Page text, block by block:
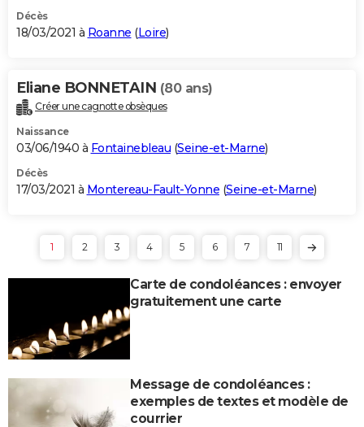
Décès
18/03/2021 à Roanne (Loire)
Eliane BONNETAIN (80 ans)
Créer une cagnotte obsèques
Naissance
03/06/1940 à Fontainebleau (Seine-et-Marne)
Décès
17/03/2021 à Montereau-Fault-Yonne (Seine-et-Marne)
1 2 3 4 5 6 7 11
Carte de condoléances : envoyer
gratuitement une carte
Message de condoléances :
exemples de textes et modèle de
courrier